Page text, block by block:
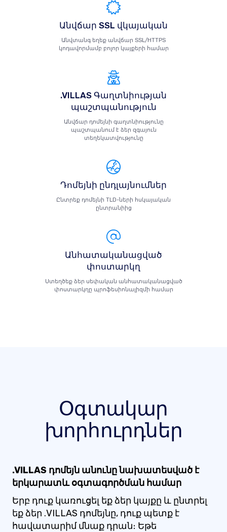
Անվճար SSL վկայական
Անվտանգ եղեք անվճար SSL/HTTPS
կոդավորմամբ բոլոր կայքերի համար
.VILLAS Գաղտնիության
պաշտպանություն
Անվճար դոմեյնի գաղտնիությունը
պաշտպանում է ձեր զգայուն
տեղեկատվությունը
Դոմեյնի ընդլայնումներ
Ընտրեք դոմեյնի TLD-ների հսկայական
ընտրանիից
Անհատականացված
փոստարկղ
Ստեղծեք ձեր սեփական անհատականացված
փոստարկղը պրոֆեսիոնալիզմի համար
Օգտակար
խորհուրդներ
.VILLAS դոմեյն անունը նախատեսված է
երկարատև օգտագործման համար
Երբ դուք կառուցել եք ձեր կայքը և ընտրել
եք ձեր .VILLAS դոմեյնը, դուք պետք է
հավատարիմ մնաք դրան։ Եթե